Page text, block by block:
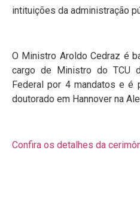
intituições da administração
O Ministro Aroldo Cedraz é
cargo de Ministro do TCU
Federal por 4 mandatos e é
doutorado em Hannover na
Confira os detalhes da